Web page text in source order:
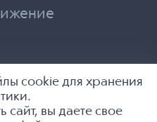
cookie для хранения
сайт, вы даете свое